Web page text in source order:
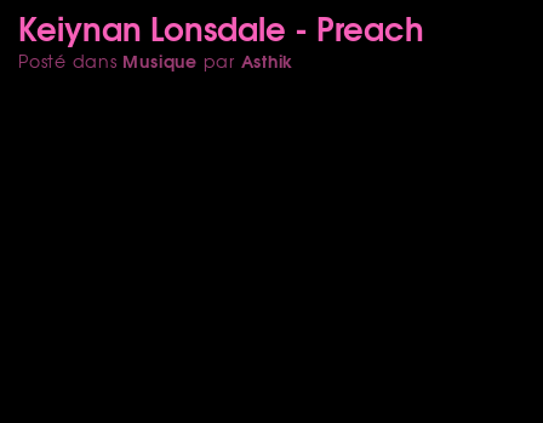
Keiynan Lonsdale - Preach
Posté dans Musique par Asthik